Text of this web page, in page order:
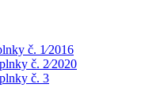
č. 1⁄2016
č. 2⁄2020
č. 3